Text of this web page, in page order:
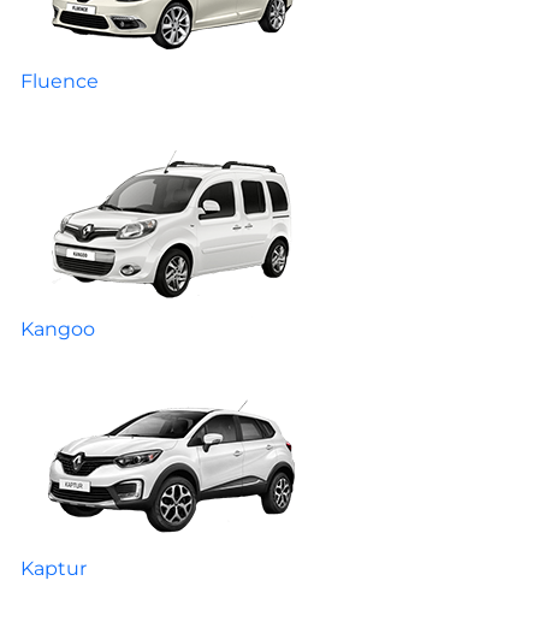
Fluence
Kangoo
Kaptur